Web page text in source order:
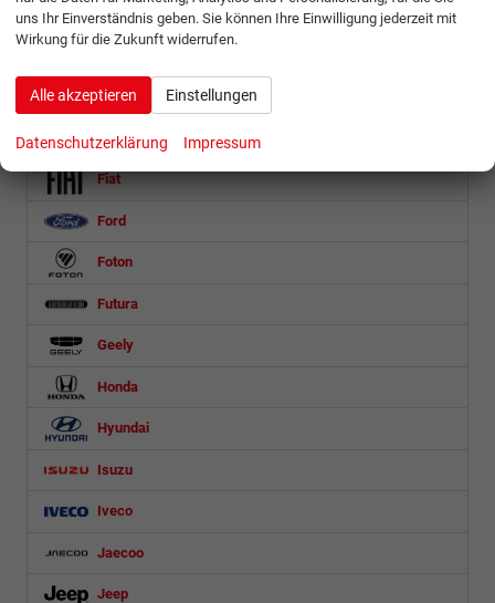
Cupra
DS Automobiles
Etrusco
Fiat
Ford
Foton
Futura
Geely
Honda
Hyundai
Isuzu
Iveco
Jaecoo
Jeep
uns Ihr Einverständnis geben. Sie können Ihre Einwilligung jederzeit mit
Wirkung für die Zukunft widerrufen.
Alle akzeptieren Einstellungen
Datenschutzerklärung Impressum